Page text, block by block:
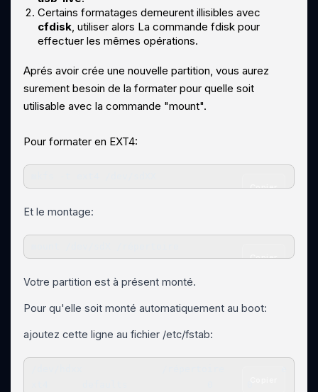
Certains formatages demeurent illisibles avec
cfdisk, utiliser alors La commande fdisk pour
effectuer les mêmes opérations.
Aprés avoir crée une nouvelle partition, vous aurez
surement besoin de la formater pour quelle soit
utilisable avec la commande "mount".
Pour formater en EXT4:
Copier
Et le montage:
Copier
Votre partition est à présent monté.
Pour qu'elle soit monté automatiquement au boot:
ajoutez cette ligne au fichier /etc/fstab: